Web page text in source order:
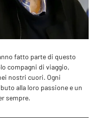
fatto parte di questo
compagni di viaggio,
nostri cuori. Ogni
alla loro passione e un
sempre.